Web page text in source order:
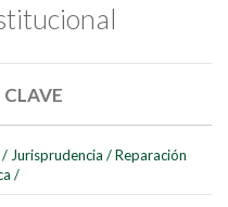
/ Jurisprudencia / Reparación
/